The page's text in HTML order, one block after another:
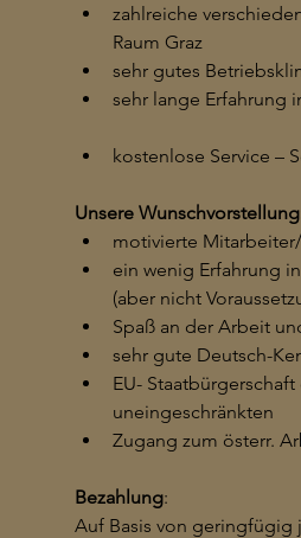
zahlreiche
Raum Graz
sehr gutes
sehr lange Erfahrung
kostenlose Service –
Unsere
motivierte
ein wenig Erfahrung
(aber nicht
Spaß an der Arbeit
sehr gute Deutsch-
EU-
uneingeschränkten
Zugang zum österr.
Bezahlung:
Auf Basis von geringfügig